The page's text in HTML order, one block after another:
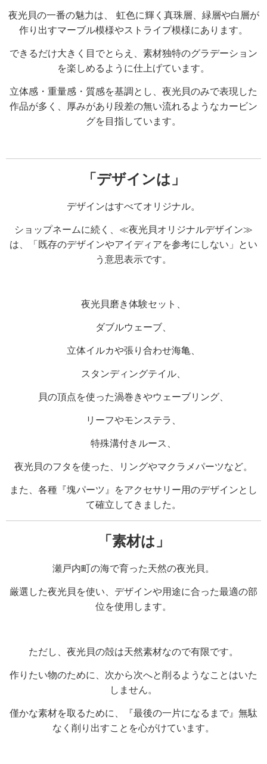
夜光貝の一番の魅力は、 虹色に輝く真珠層、 緑層や白層が
作り出すマーブル模様やストライプ模様にあります。
できるだけ大きく目でとらえ、素材独特のグラデーション
を楽しめるように仕上げています。
立体感・重量感・質感を基調とし、 夜光貝のみで表現した
作品が多く、厚みがあり段差の無い流れるようなカービン
グを目指しています。
「デザインは」
デザインはすべてオリジナル。
ショップネームに続く、≪夜光貝オリジナルデザイン≫
は、「既存のデザインやアイディアを参考にしない」とい
う意思表示です。
夜光貝磨き体験セット、
ダブルウェーブ、
立体イルカや張り合わせ海亀、
スタンディングテイル、
貝の頂点を使った渦巻きやウェーブリング、
リーフやモンステラ、
特殊溝付きルース、
夜光貝のフタを使った、リングやマクラメパーツなど。
また、各種『塊パーツ』をアクセサリー用のデザインとし
て確立してきました。
「素材は」
瀬戸内町の海で育った天然の夜光貝。
厳選した夜光貝を使い、 デザインや用途に合った最適の部
位を使用します。
ただし、夜光貝の殻は天然素材なので有限です。
作りたい物のために、次から次へと削るようなことはいた
しません。
僅かな素材を取るために、『最後の一片になるまで』無駄
なく削り出すことを心がけています。